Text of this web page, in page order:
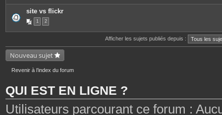
site vs flickr
1 2
Afficher les sujets publiés depuis :
Nouveau sujet
Revenir à l’index du forum
QUI EST EN LIGNE ?
Utilisateurs parcourant ce forum :